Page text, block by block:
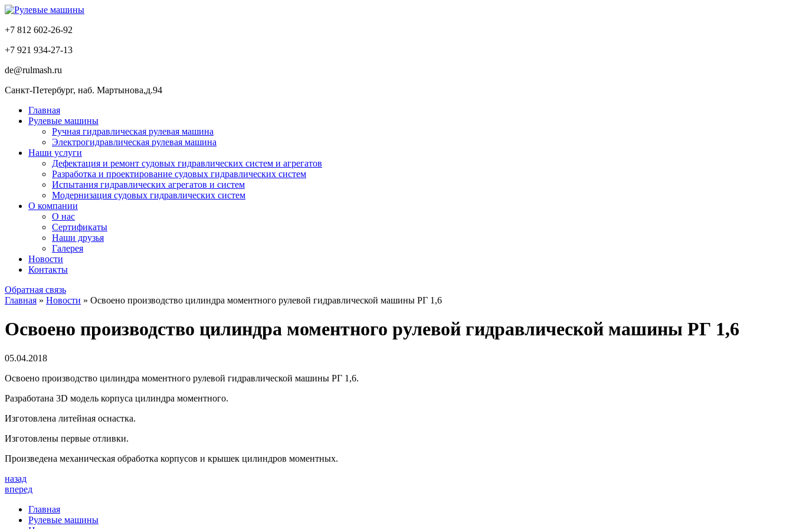
+7 812 602-26-92
+7 921 934-27-13
de@rulmash.ru
Санкт-Петербург, наб. Мартынова,д.94
Главная
Рулевые машины
Ручная гидравлическая рулевая машина
Электрогидравлическая рулевая машина
Наши услуги
Дефектация и ремонт судовых гидравлических систем и агрегатов
Разработка и проектирование судовых гидравлических систем
Испытания гидравлических агрегатов и систем
Модернизация судовых гидравлических систем
О компании
О нас
Сертификаты
Наши друзья
Галерея
Новости
Контакты
Обратная связь
Главная » Новости » Освоено производство цилиндра моментного рулевой гидравлической машины РГ 1,6
Освоено производство цилиндра моментного рулевой гидравлической машины РГ 1,6
05.04.2018
Освоено производство цилиндра моментного рулевой гидравлической машины РГ 1,6.
Разработана 3D модель корпуса цилиндра моментного.
Изготовлена литейная оснастка.
Изготовлены первые отливки.
Произведена механическая обработка корпусов и крышек цилиндров моментных.
назад
вперед
Главная
Рулевые машины